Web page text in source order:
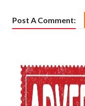
Post A Comment: